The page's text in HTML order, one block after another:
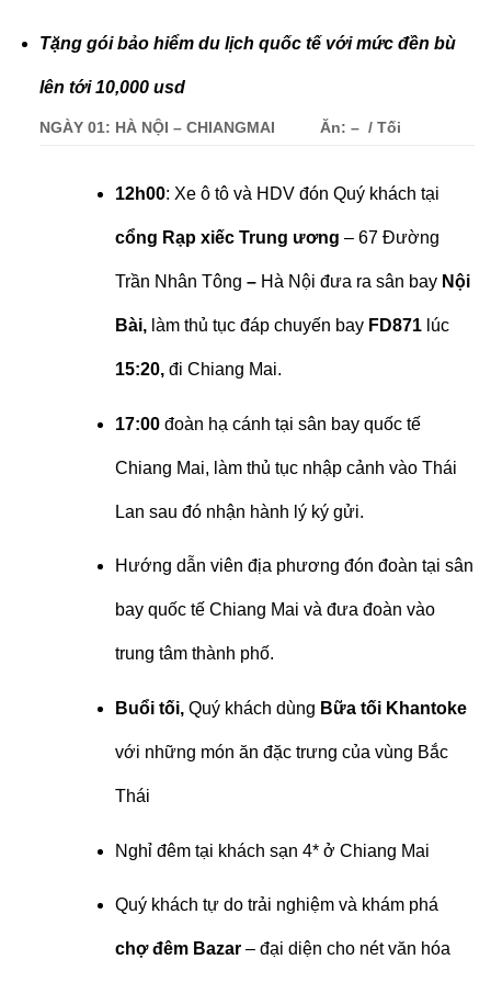
Tặng gói bảo hiểm du lịch quốc tế với mức đền bù
lên tới 10,000 usd
NGÀY 01: HÀ NỘI – CHIANGMAI Ăn: – / Tối
12h00: Xe ô tô và HDV đón Quý khách tại
cổng Rạp xiếc Trung ương – 67 Đường
Trần Nhân Tông –Hà Nội đưa ra sân bay Nội
Bài,làm thủ tục đáp chuyến bay FD871lúc
15:20, đi Chiang Mai.
17:00đoàn hạ cánh tại sân bay quốc tế
Chiang Mai, làm thủ tục nhập cảnh vào Thái
Lan sau đó nhận hành lý ký gửi.
Hướng dẫn viên địa phương đón đoàn tại sân
bay quốc tế Chiang Mai và đưa đoàn vào
trung tâm thành phố.
Buổi tối,Quý khách dùng Bữa tối Khantoke
với những món ăn đặc trưng của vùng Bắc
Thái
Nghỉ đêm tại khách sạn 4* ở Chiang Mai
Quý khách tự do trải nghiệm và khám phá
chợ đêm Bazar– đại diện cho nét văn hóa